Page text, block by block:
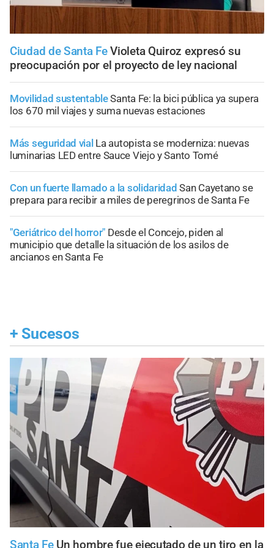
Ciudad de Santa Fe Violeta Quiroz expresó su
preocupación por el proyecto de ley nacional
Movilidad sustentableSanta Fe: la bici pública ya supera
los 670 mil viajes y suma nuevas estaciones
Más seguridad vial La autopista se moderniza: nuevas
luminarias LED entre Sauce Viejo y Santo Tomé
Con un fuerte llamado a la solidaridad San Cayetano se
prepara para recibir a miles de peregrinos de Santa Fe
"Geriátrico del horror" Desde el Concejo, piden al
municipio que detalle la situación de los asilos de
ancianos en Santa Fe
+ Sucesos
Santa Fe Un hombre fue ejecutado de un tiro en la